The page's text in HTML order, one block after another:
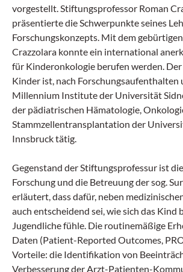
vorgestellt. Stiftungsprofessor Roman
präsentierte die Schwerpunkte seines
Forschungskonzepts. Mit dem
Crazzolara konnte ein international
für Kinderonkologie berufen werden.
Kinder ist, nach Forschungsaufenthalten
Millennium Institute der Universität
der pädiatrischen Hämatologie,
Stammzellentransplantation der
Innsbruck tätig.
Gegenstand der Stiftungsprofessur ist
Forschung und die Betreuung der sog.
erläutert, dass dafür, neben
auch entscheidend sei, wie sich das Kind
Jugendliche fühle. Die routinemäßige
Daten (Patient-Reported Outcomes,
Vorteile: die Identifikation von
Verbesserung der Arzt-Patienten-